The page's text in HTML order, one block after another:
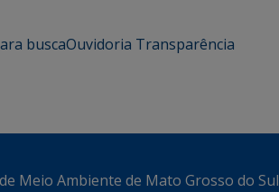
buscaOuvidoria Transparência
Meio Ambiente de Mato Grosso do Sul